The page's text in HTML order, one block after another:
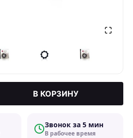
В КОРЗИНУ
Звонок за 5 мин
В рабочее время